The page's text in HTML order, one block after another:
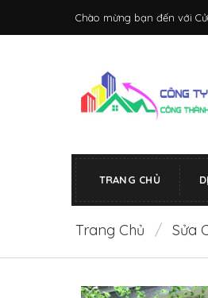
Chào mừng bạn đến với
TRANG CHỦ
Trang Chủ / Sửa